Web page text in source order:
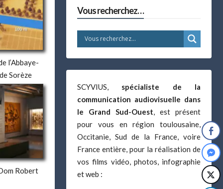
l’Abbaye-
Sorèze
Robert
Vous recherchez…
SCYVIUS, spécialiste de la
communication audiovisuelle dans
le Grand Sud-Ouest, est présent
pour vous en région toulousaine,
Occitanie, Sud de la France, voire
France entière, pour la réalisation de
vos films vidéo, photos, infographie
et web :